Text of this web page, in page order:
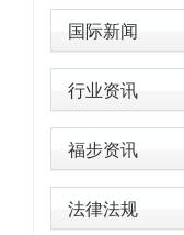
国际新闻
行业资讯
福步资讯
法律法规